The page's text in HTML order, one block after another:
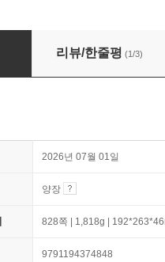
리뷰/한줄평 (1/3)
2026년 07월 01일
양장
828쪽 | 1,818g |
9791194374848